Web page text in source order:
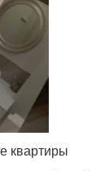
квартиры